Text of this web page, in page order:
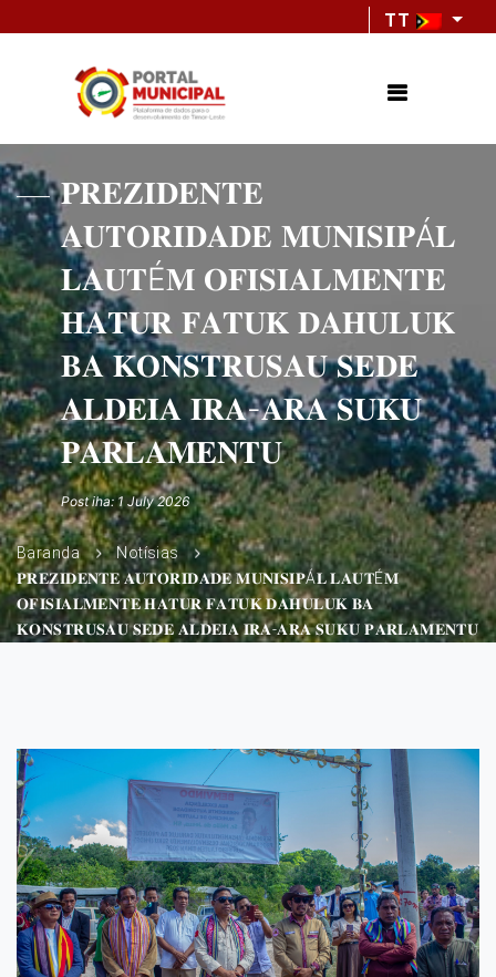
TT
𝐏𝐑𝐄𝐙𝐈𝐃𝐄𝐍𝐓𝐄
𝐀𝐔𝐓𝐎𝐑𝐈𝐃𝐀𝐃𝐄 𝐌𝐔𝐍𝐈𝐒𝐈𝐏Á𝐋
𝐋𝐀𝐔𝐓É𝐌 𝐎𝐅𝐈𝐒𝐈𝐀𝐋𝐌𝐄𝐍𝐓𝐄
𝐇𝐀𝐓𝐔𝐑 𝐅𝐀𝐓𝐔𝐊 𝐃𝐀𝐇𝐔𝐋𝐔𝐊
𝐁𝐀 𝐊𝐎𝐍𝐒𝐓𝐑𝐔𝐒𝐀𝐔 𝐒𝐄𝐃𝐄
𝐀𝐋𝐃𝐄𝐈𝐀 𝐈𝐑𝐀-𝐀𝐑𝐀 𝐒𝐔𝐊𝐔
𝐏𝐀𝐑𝐋𝐀𝐌𝐄𝐍𝐓𝐔
Post iha: 1 July 2026
Baranda
Notísias
𝐏𝐑𝐄𝐙𝐈𝐃𝐄𝐍𝐓𝐄 𝐀𝐔𝐓𝐎𝐑𝐈𝐃𝐀𝐃𝐄 𝐌𝐔𝐍𝐈𝐒𝐈𝐏Á𝐋 𝐋𝐀𝐔𝐓É𝐌
𝐎𝐅𝐈𝐒𝐈𝐀𝐋𝐌𝐄𝐍𝐓𝐄 𝐇𝐀𝐓𝐔𝐑 𝐅𝐀𝐓𝐔𝐊 𝐃𝐀𝐇𝐔𝐋𝐔𝐊 𝐁𝐀
𝐊𝐎𝐍𝐒𝐓𝐑𝐔𝐒𝐀𝐔 𝐒𝐄𝐃𝐄 𝐀𝐋𝐃𝐄𝐈𝐀 𝐈𝐑𝐀-𝐀𝐑𝐀 𝐒𝐔𝐊𝐔 𝐏𝐀𝐑𝐋𝐀𝐌𝐄𝐍𝐓𝐔